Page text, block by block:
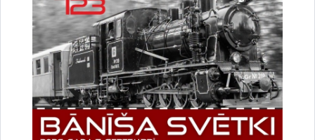
Sniegt atsauksmi
Esi pirmais, kurš uzzina!